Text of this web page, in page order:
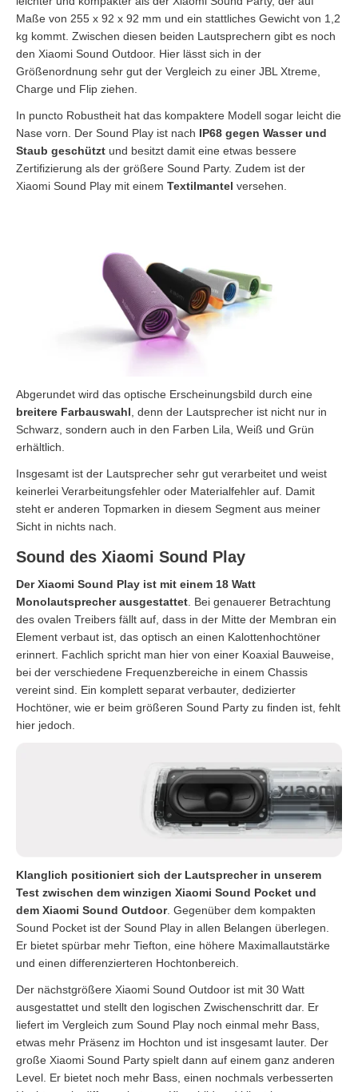
Maße von 255 x 92 x 92 mm und ein stattliches Gewicht von 1,2
kg kommt. Zwischen diesen beiden Lautsprechern gibt es noch
den Xiaomi Sound Outdoor. Hier lässt sich in der
Größenordnung sehr gut der Vergleich zu einer JBL Xtreme,
Charge und Flip ziehen.
In puncto Robustheit hat das kompaktere Modell sogar leicht die
Nase vorn. Der Sound Play ist nach IP68 gegen Wasser und
Staub geschützt und besitzt damit eine etwas bessere
Zertifizierung als der größere Sound Party. Zudem ist der
Xiaomi Sound Play mit einem Textilmantel versehen.
Abgerundet wird das optische Erscheinungsbild durch eine
breitere Farbauswahl , denn der Lautsprecher ist nicht nur in
Schwarz, sondern auch in den Farben Lila, Weiß und Grün
erhältlich.
Insgesamt ist der Lautsprecher sehr gut verarbeitet und weist
keinerlei Verarbeitungsfehler oder Materialfehler auf. Damit
steht er anderen Topmarken in diesem Segment aus meiner
Sicht in nichts nach.
Sound des Xiaomi Sound Play
Der Xiaomi Sound Play ist mit einem 18 Watt
Monolautsprecher ausgestattet . Bei genauerer Betrachtung
des ovalen Treibers fällt auf, dass in der Mitte der Membran ein
Element verbaut ist, das optisch an einen Kalottenhochtöner
erinnert. Fachlich spricht man hier von einer Koaxial Bauweise,
bei der verschiedene Frequenzbereiche in einem Chassis
vereint sind. Ein komplett separat verbauter, dedizierter
Hochtöner, wie er beim größeren Sound Party zu finden ist, fehlt
hier jedoch.
Klanglich positioniert sich der Lautsprecher in unserem
Test zwischen dem winzigen Xiaomi Sound Pocket und
dem Xiaomi Sound Outdoor. Gegenüber dem kompakten
Sound Pocket ist der Sound Play in allen Belangen überlegen.
Er bietet spürbar mehr Tiefton, eine höhere Maximallautstärke
und einen differenzierteren Hochtonbereich.
Der nächstgrößere Xiaomi Sound Outdoor ist mit 30 Watt
ausgestattet und stellt den logischen Zwischenschritt dar. Er
liefert im Vergleich zum Sound Play noch einmal mehr Bass,
etwas mehr Präsenz im Hochton und ist insgesamt lauter. Der
große Xiaomi Sound Party spielt dann auf einem ganz anderen
Level. Er bietet noch mehr Bass, einen nochmals verbesserten